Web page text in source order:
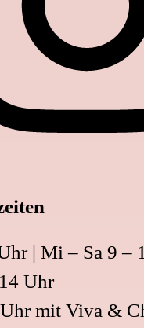
| Mi – Sa 9 –
Uhr
mit Viva &